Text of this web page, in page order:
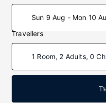
Sun 9 Aug - Mon 10
Travellers
1 Room, 2 Adults, 0